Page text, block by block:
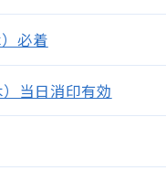
必着
当日消印有効